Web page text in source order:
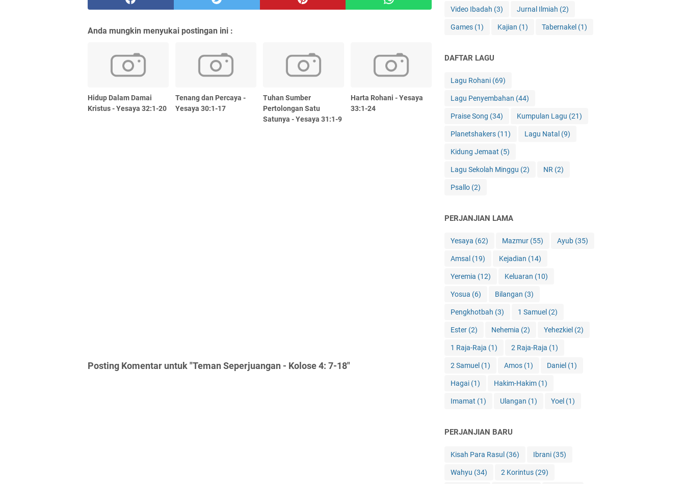
Anda mungkin menyukai postingan ini :
Hidup Dalam Damai
Kristus - Yesaya 32:1-20
Tenang dan Percaya -
Yesaya 30:1-17
Tuhan Sumber
Pertolongan Satu
Satunya - Yesaya 31:1-9
Harta Rohani - Yesaya
33:1-24
Posting Komentar untuk "Teman Seperjuangan - Kolose 4: 7-18"
Video Ibadah (3) Jurnal Ilmiah (2)
Games (1) Kajian (1) Tabernakel (1)
DAFTAR LAGU
Lagu Rohani (69)
Lagu Penyembahan (44)
Praise Song (34) Kumpulan Lagu (21)
Planetshakers (11) Lagu Natal (9)
Kidung Jemaat (5)
Lagu Sekolah Minggu (2) NR (2)
Psallo (2)
PERJANJIAN LAMA
Yesaya (62) Mazmur (55) Ayub (35)
Amsal (19) Kejadian (14)
Yeremia (12) Keluaran (10)
Yosua (6) Bilangan (3)
Pengkhotbah (3) 1 Samuel (2)
Ester (2) Nehemia (2) Yehezkiel (2)
1 Raja-Raja (1) 2 Raja-Raja (1)
2 Samuel (1) Amos (1) Daniel (1)
Hagai (1) Hakim-Hakim (1)
Imamat (1) Ulangan (1) Yoel (1)
PERJANJIAN BARU
Kisah Para Rasul (36) Ibrani (35)
Wahyu (34) 2 Korintus (29)